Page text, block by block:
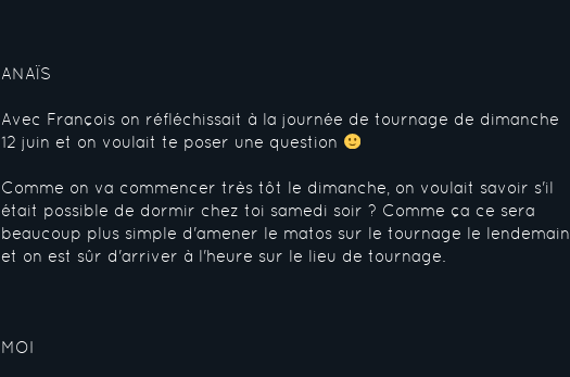
ANAÏS
Avec François on réfléchissait à la journée de tournage de dimanche
12 juin et on voulait te poser une question
Comme on va commencer très tôt le dimanche, on voulait savoir s'il
était possible de dormir chez toi samedi soir ? Comme ça ce sera
beaucoup plus simple d'amener le matos sur le tournage le lendemain
et on est sûr d'arriver à l'heure sur le lieu de tournage.
MOI